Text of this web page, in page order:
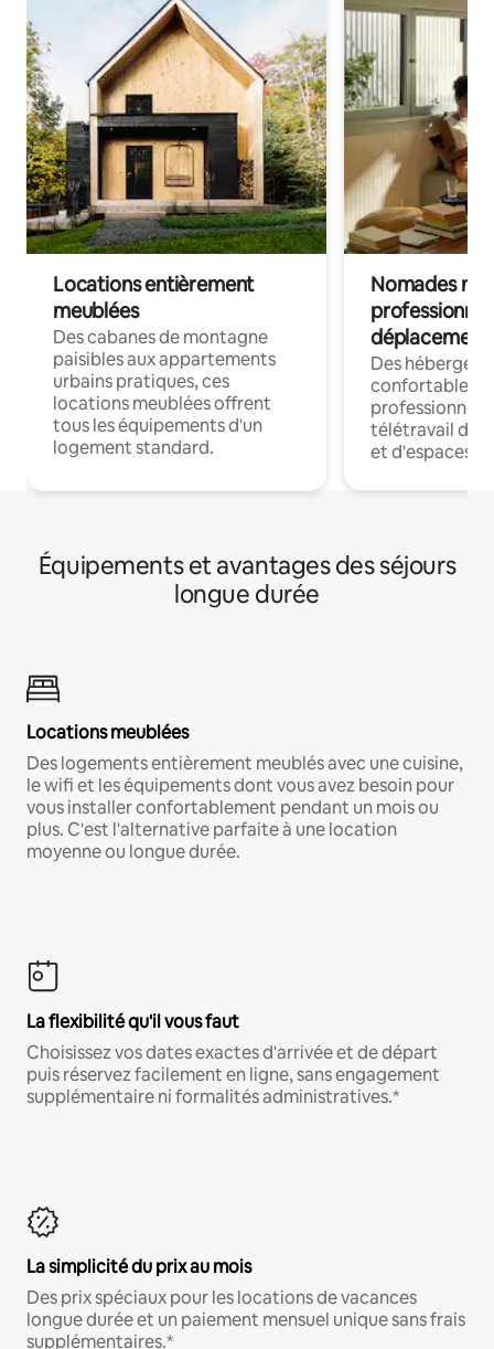
Locations entièrement
meublées
Des cabanes de montagne
paisibles aux appartements
urbains pratiques, ces
locations meublées offrent
tous les équipements d'un
logement standard.
Nomades
déplacement
Des
confortables
professionnels
télétravail
et d'espaces
Équipements et avantages des séjours
longue durée
Locations meublées
Des logements entièrement meublés avec une cuisine,
le wifi et les équipements dont vous avez besoin pour
vous installer confortablement pendant un mois ou
plus. C'est l'alternative parfaite à une location
moyenne ou longue durée.
La flexibilité qu'il vous faut
Choisissez vos dates exactes d'arrivée et de départ
puis réservez facilement en ligne, sans engagement
supplémentaire ni formalités administratives.*
La simplicité du prix au mois
Des prix spéciaux pour les locations de vacances
longue durée et un paiement mensuel unique sans frais
supplémentaires.*